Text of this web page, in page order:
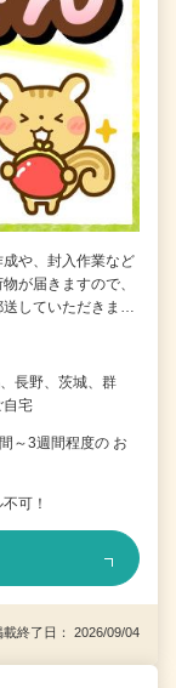
や、封入作業など
が届きますので、
していただきま…
長野、茨城、群
自宅
～3週間程度の お
可！
終了日： 2026/09/04